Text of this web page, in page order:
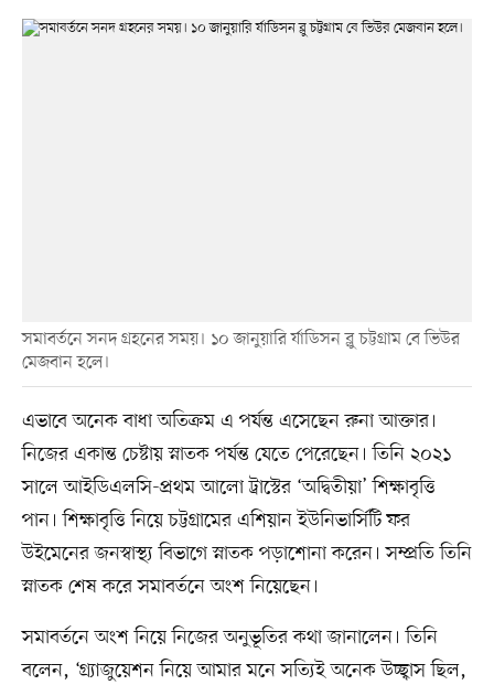
সমাবর্তনে সনদ গ্রহনের সময়। ১০ জানুয়ারি র্যাডিসন ব্লু চট্টগ্রাম বে ভিউর
মেজবান হলে।
এভাবে অনেক বাধা অতিক্রম এ পর্যন্ত এসেছেন রুনা আক্তার।
নিজের একান্ত চেষ্টায় স্নাতক পর্যন্ত যেতে পেরেছেন। তিনি ২০২১
সালে আইডিএলসি-প্রথম আলো ট্রাস্টের ‘অদ্বিতীয়া’ শিক্ষাবৃত্তি
পান। শিক্ষাবৃত্তি নিয়ে চট্টগ্রামের এশিয়ান ইউনিভার্সিটি ফর
উইমেনের জনস্বাস্থ্য বিভাগে স্নাতক পড়াশোনা করেন। সম্প্রতি তিনি
স্নাতক শেষ করে সমাবর্তনে অংশ নিয়েছেন।
সমাবর্তনে অংশ নিয়ে নিজের অনুভূতির কথা জানালেন। তিনি
বলেন, ‘গ্র্যাজুয়েশন নিয়ে আমার মনে সত্যিই অনেক উচ্ছ্বাস ছিল,